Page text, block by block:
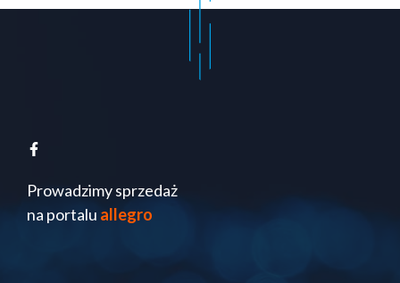
Prowadzimy sprzedaż
na portalu allegro